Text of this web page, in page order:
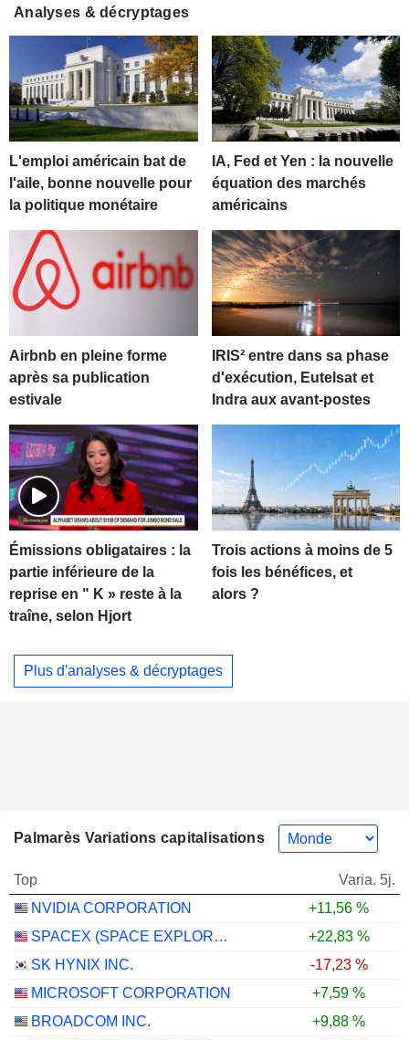
Analyses & décryptages
L'emploi américain bat de
l'aile, bonne nouvelle pour
la politique monétaire
IA, Fed et Yen : la nouvelle
équation des marchés
américains
Airbnb en pleine forme
après sa publication
estivale
IRIS² entre dans sa phase
d'exécution, Eutelsat et
Indra aux avant-postes
Émissions obligataires : la
partie inférieure de la
reprise en " K » reste à la
traîne, selon Hjort
Trois actions à moins de 5
fois les bénéfices, et
alors ?
Plus d'analyses & décryptages
Palmarès Variations capitalisations
Top
Varia. 5j.
NVIDIA CORPORATION
+11,56 %
SPACEX (SPACE EXPLORATION TECHNOLOGIES)
+22,83 %
SK HYNIX INC.
-17,23 %
MICROSOFT CORPORATION
+7,59 %
BROADCOM INC.
+9,88 %